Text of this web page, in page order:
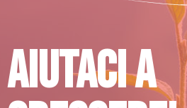
Aiutaci a